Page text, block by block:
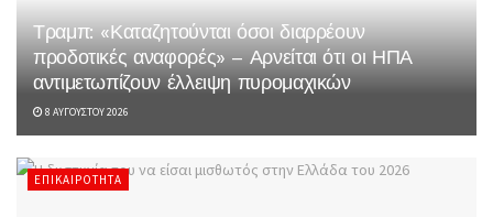
Τραμπ: «Καταζητούνται όσοι διαρρέουν
προδοτικές αναφορές» – Αρνείται ότι οι ΗΠΑ
αντιμετωπίζουν έλλειψη πυρομαχικών
8 ΑΥΓΟΎΣΤΟΥ 2026
ΕΠΙΚΑΙΡΌΤΗΤΑ